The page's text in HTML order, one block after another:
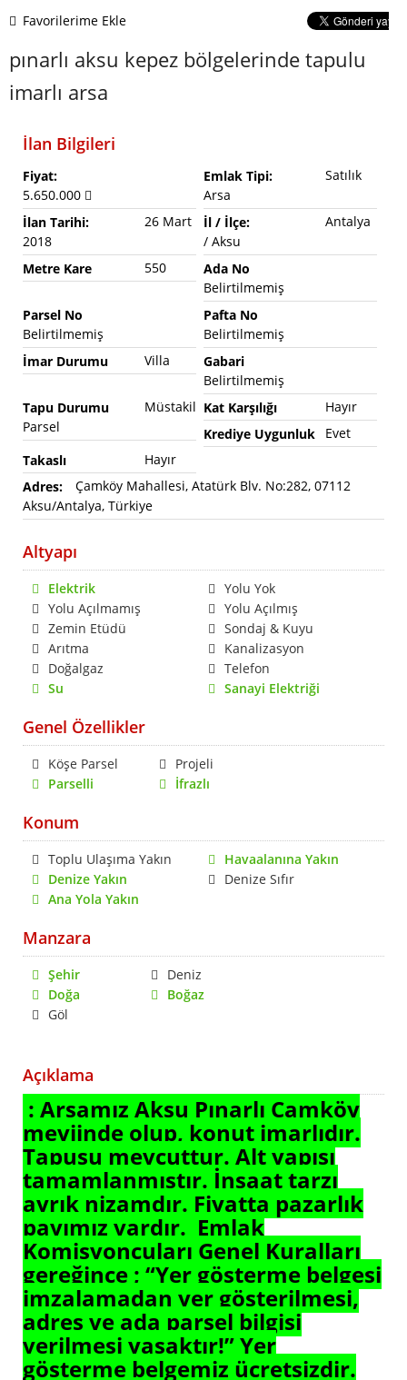
Favorilerime Ekle
pınarlı aksu kepez bölgelerinde tapulu
imarlı arsa
İlan Bilgileri
Fiyat:
5.650.000
Emlak Tipi:
Satılık
Arsa
İlan Tarihi:
26 Mart
2018
İl / İlçe:
Antalya
/ Aksu
Metre Kare
550
Ada No
Belirtilmemiş
Parsel No
Belirtilmemiş
Pafta No
Belirtilmemiş
İmar Durumu
Villa
Gabari
Belirtilmemiş
Tapu Durumu
Müstakil
Parsel
Kat Karşılığı
Hayır
Krediye Uygunluk
Evet
Takaslı
Hayır
Adres:
Çamköy Mahallesi, Atatürk Blv. No:282, 07112
Aksu/Antalya, Türkiye
Altyapı
Elektrik
Yolu Yok
Yolu Açılmamış
Yolu Açılmış
Zemin Etüdü
Sondaj & Kuyu
Arıtma
Kanalizasyon
Doğalgaz
Telefon
Su
Sanayi Elektriği
Genel Özellikler
Köşe Parsel
Projeli
Parselli
İfrazlı
Konum
Toplu Ulaşıma Yakın
Havaalanına Yakın
Denize Yakın
Denize Sıfır
Ana Yola Yakın
Manzara
Şehir
Deniz
Doğa
Boğaz
Göl
Açıklama
: Arsamız Aksu Pınarlı Çamköy
meviinde olup, konut imarlıdır.
Tapusu mevcuttur. Alt yapısı
tamamlanmıştır. İnşaat tarzı
ayrık nizamdır. Fiyatta pazarlık
payımız vardır. Emlak
Komisyoncuları Genel Kuralları
gereğince ; “Yer gösterme belgesi
imzalamadan yer gösterilmesi,
adres ve ada parsel bilgisi
verilmesi yasaktır!” Yer
gösterme belgemiz ücretsizdir.